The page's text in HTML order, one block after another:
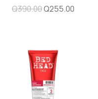
Q390.00Q255.00